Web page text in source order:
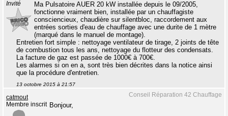
Invité
Ma Pulsatoire AUER 20 kW installée depuis le 09/2005,
fonctionne vraiment bien, installée par un chauffagiste
consciencieux, chaudière sur silentbloc, raccordement aux
entrées sorties d'eau de chauffage avec une durite de 1 mètre
(marqué dans le manuel de montage).
Entretien fort simple : nettoyage ventilateur de tirage, 2 joints de tête
de combustion tous les ans, nettoyage du flotteur des condensats.
La facture de gaz est passée de 1000€ à 700€.
Les alarmes si on en a, sont très bien décrites dans la notice ainsi
que la procédure d'entretien.
13 octobre 2015 à 21:57
Conseil Réparation 42 Chauffage
catmout
Membre inscrit Bonjour,